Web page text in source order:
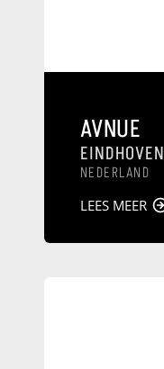
AVNUE
EINDHOVEN
NEDERLAND
LEES MEER